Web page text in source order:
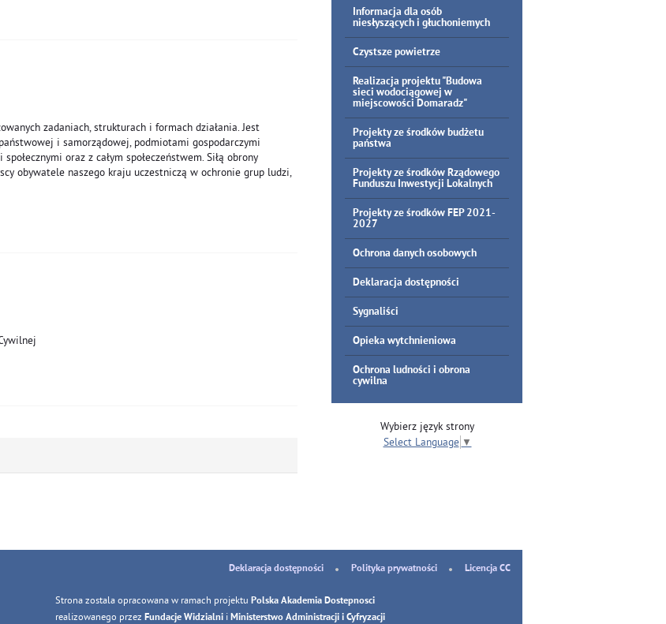
zadaniach, strukturach i formach działania. Jest
i samorządowej, podmiotami gospodarczymi
oraz z całym społeczeństwem. Siłą obrony
obywatele naszego kraju uczestniczą w ochronie grup ludzi,
Informacja dla osób
niesłyszących i głuchoniemych
Czystsze powietrze
Realizacja projektu "Budowa
sieci wodociągowej w
miejscowości Domaradz"
Projekty ze środków budżetu
państwa
Projekty ze środków Rządowego
Funduszu Inwestycji Lokalnych
Projekty ze środków FEP 2021-
2027
Ochrona danych osobowych
Deklaracja dostępności
Sygnaliści
Opieka wytchnieniowa
Ochrona ludności i obrona
cywilna
Wybierz język strony
Select Language ▼
Deklaracja dostępności Polityka prywatności Licencja CC
Strona zostala opracowana w ramach projektu Polska Akademia Dostepnosci
realizowanego przez Fundacje Widzialni i Ministerstwo Administracji i Cyfryzacji